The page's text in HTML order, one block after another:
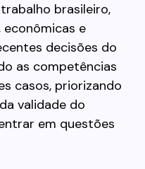
brasileiro,
e
decisões do
as competências
casos, priorizando
validade do
em questões